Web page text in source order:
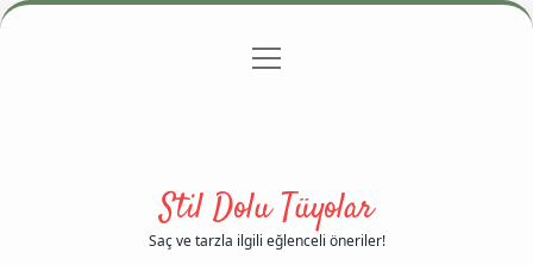
Gizlilik Politikası
menüyü
Stil Dolu Tüyolar
Saç ve tarzla ilgili eğlenceli öneriler!